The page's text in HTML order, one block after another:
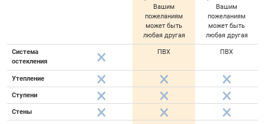
Вашим
пожеланиям
может быть
любая другая
Вашим
пожеланиям
может быть
любая другая
Система
остекления
ПВХ ПВХ
Утепление
Ступени
Стены